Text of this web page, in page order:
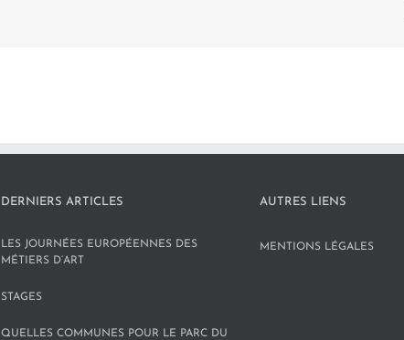
DERNIERS ARTICLES
LES JOURNÉES EUROPÉENNES DES
MÉTIERS D’ART
STAGES
QUELLES COMMUNES POUR LE PARC DU
AUTRES LIENS
MENTIONS LÉGALES